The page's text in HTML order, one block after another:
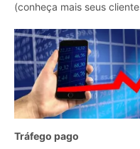
(conheça mais seus
Tráfego pago